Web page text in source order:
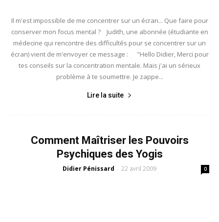
Il m'est impossible de me concentrer sur un écran... Que faire pour
conserver mon focus mental ? Judith, une abonnée (étudiante en
médecine qui rencontre des difficultés pour se concentrer sur un
écran) vient de m'envoyer ce message : "Hello Didier, Merci pour
tes conseils sur la concentration mentale. Mais j'ai un sérieux
problème à te soumettre. Je zappe...
Lire la suite
Comment Maîtriser les Pouvoirs
Psychiques des Yogis
Didier Pénissard - 22 avril 2009 0